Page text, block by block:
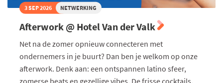
3 SEP 2026 NETWERKING
Afterwork @ Hotel Van der Valk
Net na de zomer opnieuw connecteren met
ondernemers in je buurt? Dan ben je welkom op onze
afterwork. Denk aan: een ontspannen latino sfeer,